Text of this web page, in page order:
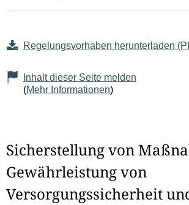
Regelungsvorhaben herunterladen
Inhalt dieser Seite melden
(Mehr Informationen)
Sicherstellung von
Gewährleistung von
Versorgungssicherheit